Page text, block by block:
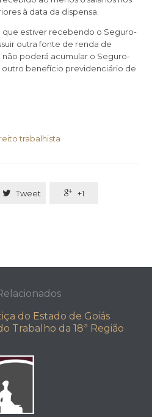
à data da dispensa.
estiver recebendo o Seguro-
outra fonte de renda de
poderá acumular o Seguro-
benefício previdenciário de
trabalhista
 Tweet  +1
do Estado de Goiás
Trabalho da 18ª Região